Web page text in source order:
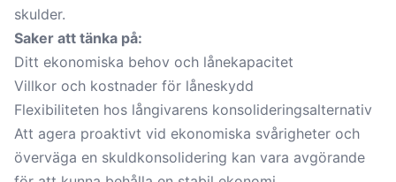
skulder.
Saker att tänka på:
Ditt ekonomiska behov och lånekapacitet
Villkor och kostnader för låneskydd
Flexibiliteten hos långivarens konsolideringsalternativ
Att agera proaktivt vid ekonomiska svårigheter och
överväga en skuldkonsolidering kan vara avgörande